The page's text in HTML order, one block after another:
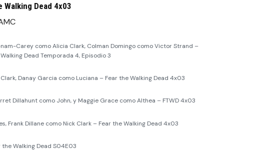
Dead 4x03
Carey como Alicia Clark, Colman Domingo como Victor Strand –
Dead Temporada 4, Episodio 3
Danay Garcia como Luciana – Fear the Walking Dead 4x03
Dillahunt como John, y Maggie Grace como Althea – FTWD 4x03
Frank Dillane como Nick Clark – Fear the Walking Dead 4x03
Walking Dead S04E03